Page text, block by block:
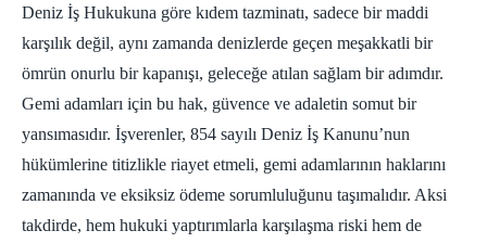
Deniz İş Hukukuna göre kıdem tazminatı, sadece bir maddi
karşılık değil, aynı zamanda denizlerde geçen meşakkatli bir
ömrün onurlu bir kapanışı, geleceğe atılan sağlam bir adımdır.
Gemi adamları için bu hak, güvence ve adaletin somut bir
yansımasıdır. İşverenler, 854 sayılı Deniz İş Kanunu’nun
hükümlerine titizlikle riayet etmeli, gemi adamlarının haklarını
zamanında ve eksiksiz ödeme sorumluluğunu taşımalıdır. Aksi
takdirde, hem hukuki yaptırımlarla karşılaşma riski hem de